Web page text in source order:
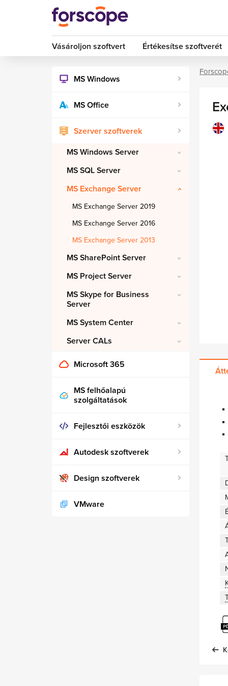
Vásároljon szoftvert Értékesítse szoftverét
MS Windows
MS Office
Szerver szoftverek
MS Windows Server
MS SQL Server
MS Exchange Server
MS Exchange Server 2019
MS Exchange Server 2016
MS Exchange Server 2013
MS SharePoint Server
MS Project Server
MS Skype for Business
Server
MS System Center
Server CALs
Microsoft 365
MS felhőalapú
szolgáltatások
Fejlesztői eszközök
Autodesk szoftverek
Design szoftverek
VMware